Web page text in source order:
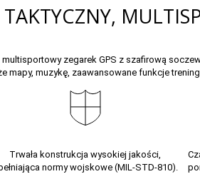
TAKTYCZNY,
multisportowy zegarek GPS z szafirową
mapy, muzykę, zaawansowane funkcje
Trwała konstrukcja wysokiej jakości,
normy wojskowe (MIL-STD-810).